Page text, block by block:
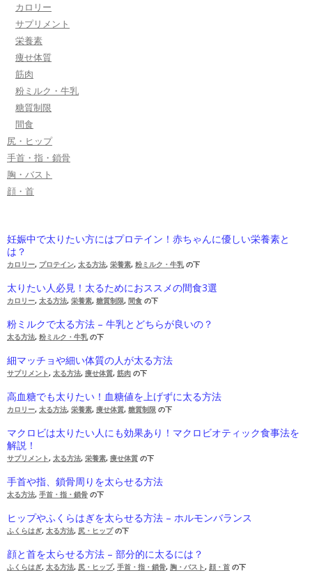
カロリー
サプリメント
栄養素
痩せ体質
筋肉
粉ミルク・牛乳
糖質制限
間食
尻・ヒップ
手首・指・鎖骨
胸・バスト
顔・首
妊娠中で太りたい方にはプロテイン！赤ちゃんに優しい栄養素と
は？
カロリー, プロテイン, 太る方法, 栄養素, 粉ミルク・牛乳の下
太りたい人必見！太るためにおススメの間食3選
カロリー, 太る方法, 栄養素, 糖質制限, 間食 の下
粉ミルクで太る方法 – 牛乳とどちらが良いの？
太る方法, 粉ミルク・牛乳の下
細マッチョや細い体質の人が太る方法
サプリメント, 太る方法, 痩せ体質, 筋肉 の下
高血糖でも太りたい！血糖値を上げずに太る方法
カロリー, 太る方法, 栄養素, 痩せ体質, 糖質制限 の下
マクロビは太りたい人にも効果あり！マクロビオティック食事法を
解説！
サプリメント, 太る方法, 栄養素, 痩せ体質 の下
手首や指、鎖骨周りを太らせる方法
太る方法, 手首・指・鎖骨 の下
ヒップやふくらはぎを太らせる方法 – ホルモンバランス
ふくらはぎ, 太る方法, 尻・ヒップの下
顔と首を太らせる方法 – 部分的に太るには？
ふくらはぎ, 太る方法, 尻・ヒップ, 手首・指・鎖骨, 胸・バスト, 顔・首 の下